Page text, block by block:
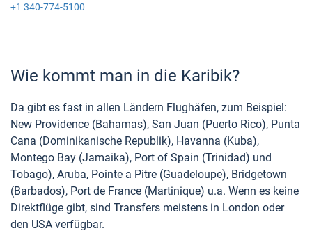
+1 340-774-5100
Wie kommt man in die Karibik?
Da gibt es fast in allen Ländern Flughäfen, zum Beispiel:
New Providence (Bahamas), San Juan (Puerto Rico), Punta
Cana (Dominikanische Republik), Havanna (Kuba),
Montego Bay (Jamaika), Port of Spain (Trinidad) und
Tobago), Aruba, Pointe a Pitre (Guadeloupe), Bridgetown
(Barbados), Port de France (Martinique) u.a. Wenn es keine
Direktflüge gibt, sind Transfers meistens in London oder
den USA verfügbar.